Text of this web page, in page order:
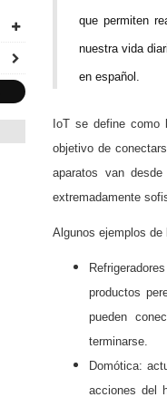
que permiten
nuestra vida
en español.
IoT se define como
objetivo de
aparatos van
extremadamente
Algunos ejemplos
productos
pueden
terminarse.
Domótica:
acciones del